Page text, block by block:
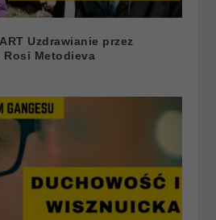
Uzdrawianie przez
Rosi Metodieva